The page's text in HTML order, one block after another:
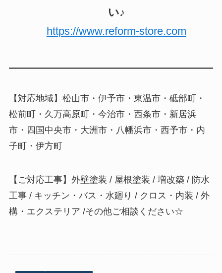
い♪
https://www.reform-store.com
【対応地域】松山市・伊予市・東温市・砥部町・
松前町・久万高原町・今治市・西条市・新居浜
市・四国中央市・大洲市・八幡浜市・西予市・内
子町・伊方町
【ご対応工事】外壁塗装 / 屋根塗装 / 増改築 / 防水
工事 / キッチン・バス・水廻り / クロス・内装 / 外
構・エクステリア /その他ご相談ください☆